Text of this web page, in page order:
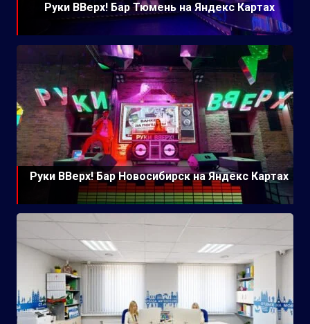
Руки ВВерх! Бар Тюмень на Яндекс Картах
Руки ВВерх! Бар Новосибирск на Яндекс Картах